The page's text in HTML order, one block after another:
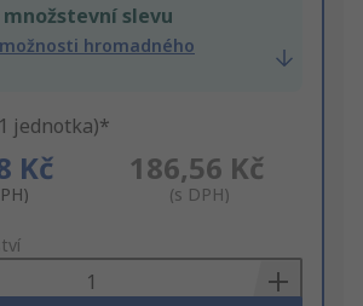
slevu
hromadného
jednotka)*
Kč 186,56 Kč
(s DPH)